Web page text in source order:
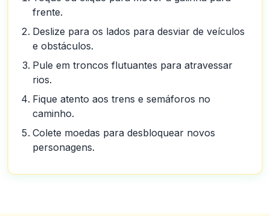
frente.
Deslize para os lados para desviar de veículos
e obstáculos.
Pule em troncos flutuantes para atravessar
rios.
Fique atento aos trens e semáforos no
caminho.
Colete moedas para desbloquear novos
personagens.